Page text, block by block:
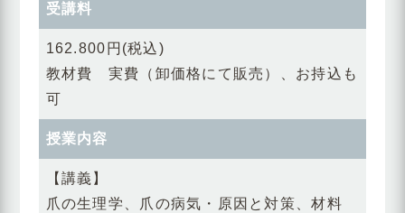
受講料
162.800円(税込)
教材費 実費（卸価格にて販売）、お持込も
可
授業内容
【講義】
爪の生理学、爪の病気・原因と対策、材料